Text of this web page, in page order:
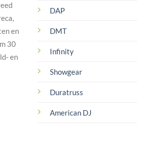
en
30
en
DAP
DMT
Infinity
Showgear
Duratruss
American DJ